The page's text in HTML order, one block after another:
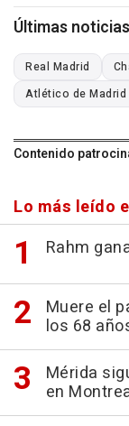
Últimas
Real Madrid
Atlético de Madrid
Contenido
Lo más leído
Rahm
Muere el
los 68
Mérida
en